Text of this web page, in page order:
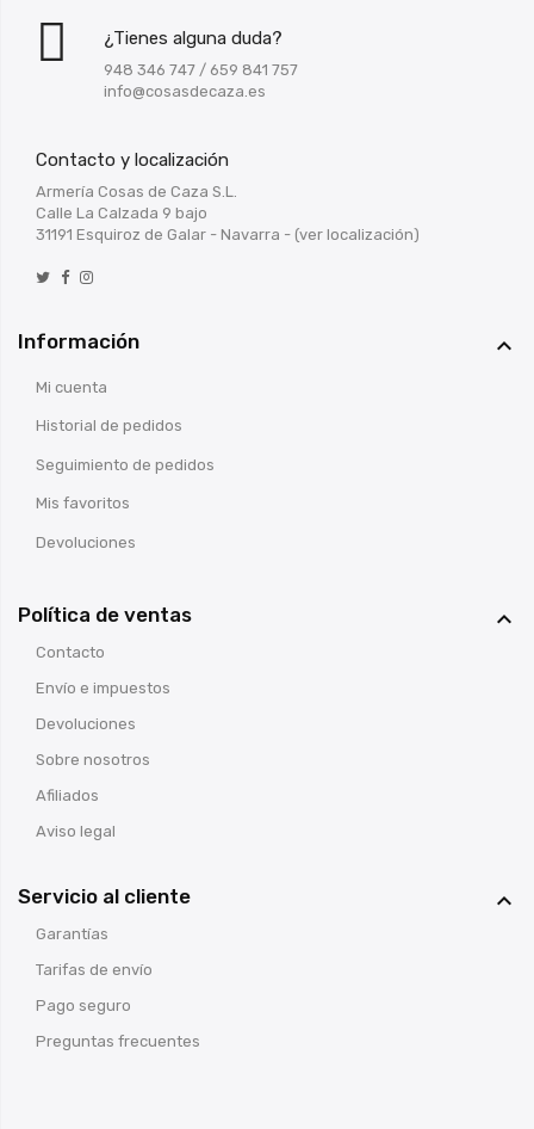
¿Tienes alguna duda?
948 346 747 / 659 841 757
info@cosasdecaza.es
Contacto y localización
Armería Cosas de Caza S.L.
Calle La Calzada 9 bajo
31191 Esquiroz de Galar - Navarra - (ver localización)
Información 
Mi cuenta
Historial de pedidos
Seguimiento de pedidos
Mis favoritos
Devoluciones
Política de ventas 
Contacto
Envío e impuestos
Devoluciones
Sobre nosotros
Afiliados
Aviso legal
Servicio al cliente 
Garantías
Tarifas de envío
Pago seguro
Preguntas frecuentes